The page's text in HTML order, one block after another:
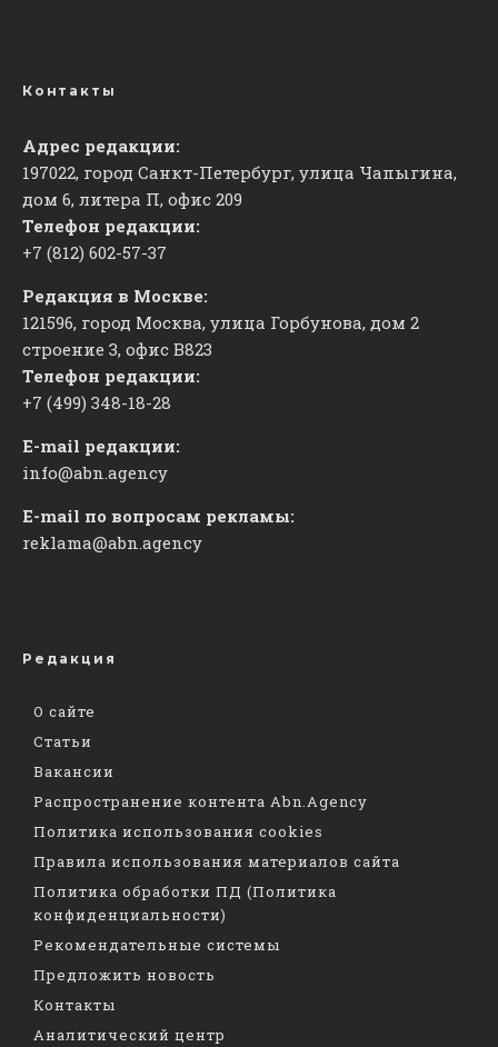
Контакты
Адрес редакции:
197022, город Санкт-Петербург, улица Чапыгина,
дом 6, литера П, офис 209
Телефон редакции:
+7 (812) 602-57-37
Редакция в Москве:
121596, город Москва, улица Горбунова, дом 2
строение 3, офис ​В823
Телефон редакции:
+7 (499) 348-18-28
E-mail редакции:
info@abn.agency
E-mail по вопросам рекламы:
reklama@abn.agency
Редакция
О сайте
Статьи
Вакансии
Распространение контента Abn.Agency
Политика использования cookies
Правила использования материалов сайта
Политика обработки ПД (Политика
конфиденциальности)
Рекомендательные системы
Предложить новость
Контакты
Аналитический центр